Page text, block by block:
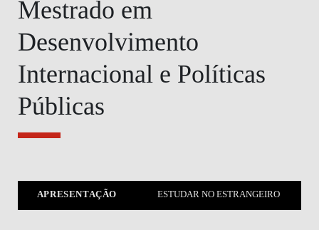
DOCENTES E INVESTIGAÇÃO
COMUNIDADE
LIFE AT NOVA SBE
WHAT'S HAPPENING
Mestrado em
Desenvolvimento
Internacional e Políticas
Públicas
APRESENTAÇÃO ESTUDAR NO ESTRANGEIRO